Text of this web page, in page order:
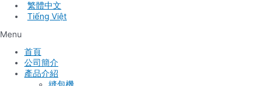
Tiếng Việt
Menu
首頁
公司簡介
產品介紹